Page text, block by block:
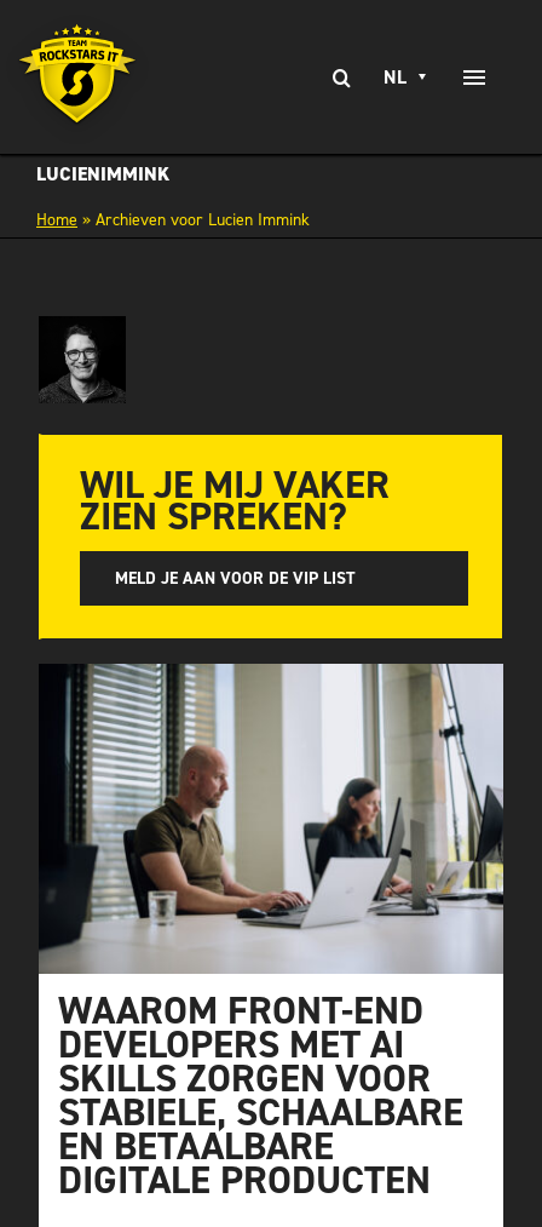
inhoud
naar:
NL
Toggle
EXPERTISE
SERVICES
CLIENT STORIES
WERKEN BIJ
CONTACT
LUCIENIMMINK
Home » Archieven voor Lucien Immink
WIL JE MIJ VAKER
ZIEN SPREKEN?
MELD JE AAN VOOR DE VIP LIST
WAAROM FRONT-END
DEVELOPERS MET AI
SKILLS ZORGEN VOOR
STABIELE, SCHAALBARE
EN BETAALBARE
DIGITALE PRODUCTEN